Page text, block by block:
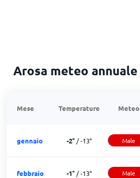
Arosa meteo annuale
Mese Temperature Meteo
gennaio -2° /-13° Male
febbraio -1° /-13° Male